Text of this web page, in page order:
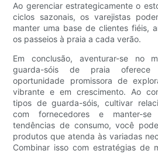
Ao gerenciar estrategicamente o
ciclos sazonais, os varejistas
manter uma base de clientes fiéis,
os passeios à praia a cada verão.
Em conclusão, aventurar-se no
guarda-sóis de praia oferece
oportunidade promissora de
vibrante e em crescimento. Ao
tipos de guarda-sóis, cultivar
com fornecedores e manter-
tendências de consumo, você
produtos que atenda às variadas
Combinar isso com estratégias de